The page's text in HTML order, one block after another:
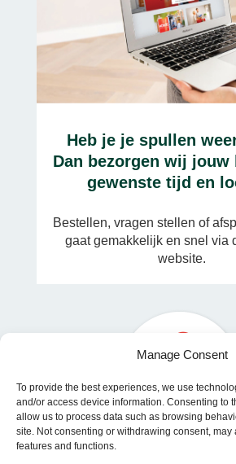
Manage Consent
To provide the best experiences, we use
and/or access device information. Consenting to
allow us to process data such as browsing
site. Not consenting or withdrawing consent, may
features and functions.
Heb je je spullen
Dan bezorgen wij jouw
gewenste tijd en
Bestellen, vragen stellen of
gaat gemakkelijk en snel via
website.